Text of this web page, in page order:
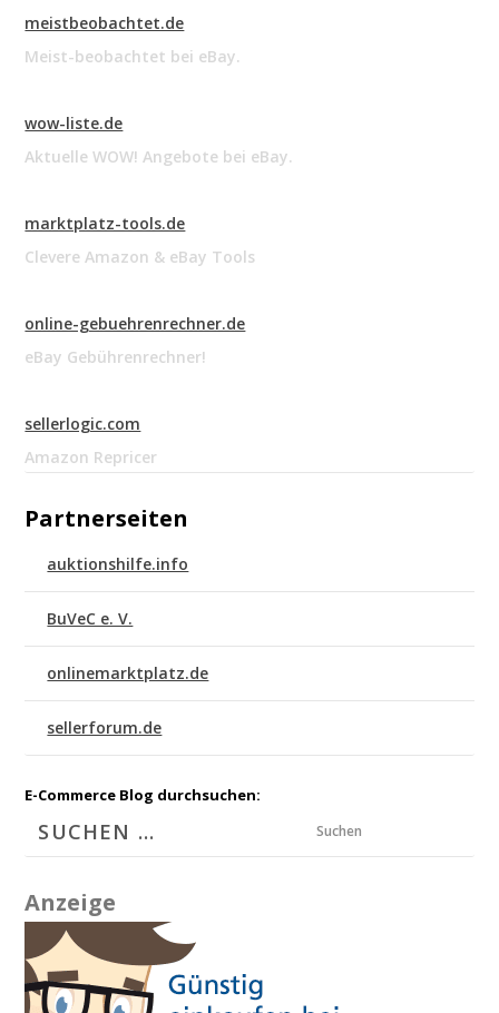
meistbeobachtet.de
Meist-beobachtet bei eBay.
wow-liste.de
Aktuelle WOW! Angebote bei eBay.
marktplatz-tools.de
Clevere Amazon & eBay Tools
online-gebuehrenrechner.de
eBay Gebührenrechner!
sellerlogic.com
Amazon Repricer
Partnerseiten
auktionshilfe.info
BuVeC e. V.
onlinemarktplatz.de
sellerforum.de
E-Commerce Blog durchsuchen:
Suchen
Anzeige